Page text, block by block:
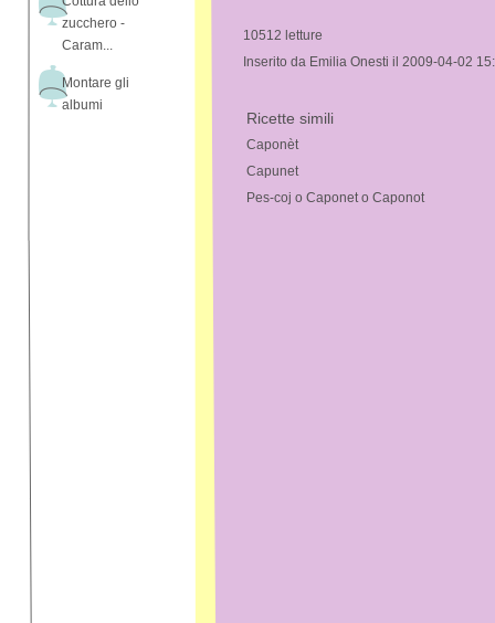
zucchero -
Caram...
Montare gli
albumi
10512 letture
Inserito da Emilia Onesti il 2009-04-02
Ricette simili
Caponèt
Capunet
Pes-coj o Caponet o Caponot